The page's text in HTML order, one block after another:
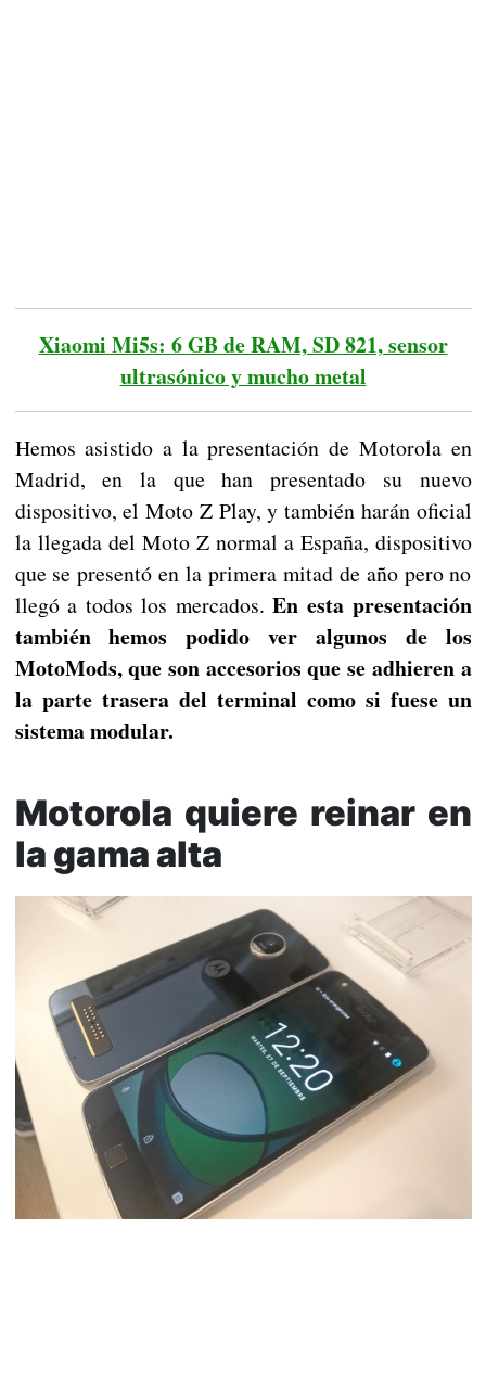
Xiaomi Mi5s: 6 GB de RAM, SD 821, sensor
ultrasónico y mucho metal
Hemos asistido a la presentación de Motorola en
Madrid, en la que han presentado su nuevo
dispositivo, el Moto Z Play, y también harán oficial
la llegada del Moto Z normal a España, dispositivo
que se presentó en la primera mitad de año pero no
llegó a todos los mercados.En esta presentación
también hemos podido ver algunos de los
MotoMods, que son accesorios que se adhieren a
la parte trasera del terminal como si fuese un
sistema modular.
Motorola quiere reinar en
la gama alta